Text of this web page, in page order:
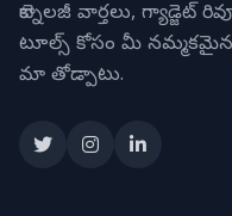
టెక్నాలజీ వార్తలు, గ్యాడ్జెట్
టూల్స్ కోసం మీ
మా తోడ్పాటు.